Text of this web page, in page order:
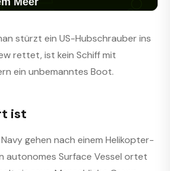
stürzt ein US-Hubschrauber ins
rettet, ist kein Schiff mit
ein unbemanntes Boot.
ist
gehen nach einem Helikopter-
autonomes Surface Vessel ortet